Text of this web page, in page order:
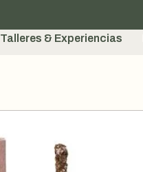
Talleres & Experiencias